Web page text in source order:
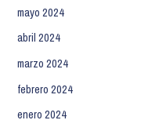
mayo 2024
abril 2024
marzo 2024
febrero 2024
enero 2024